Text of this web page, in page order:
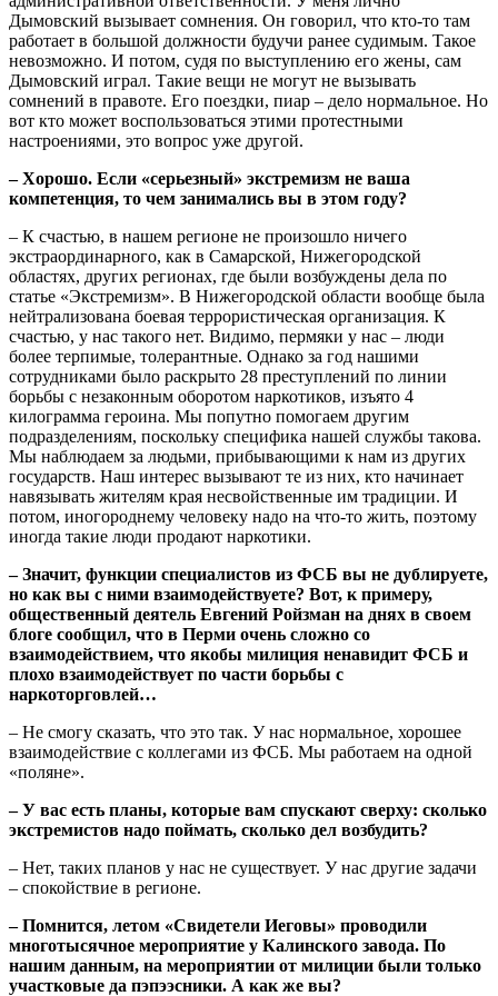
Дымовский вызывает сомнения. Он говорил, что кто-то там
работает в большой должности будучи ранее судимым. Такое
невозможно. И потом, судя по выступлению его жены, сам
Дымовский играл. Такие вещи не могут не вызывать
сомнений в правоте. Его поездки, пиар – дело нормальное. Но
вот кто может воспользоваться этими протестными
настроениями, это вопрос уже другой.
– Хорошо. Если «серьезный» экстремизм не ваша
компетенция, то чем занимались вы в этом году?
– К счастью, в нашем регионе не произошло ничего
экстраординарного, как в Самарской, Нижегородской
областях, других регионах, где были возбуждены дела по
статье «Экстремизм». В Нижегородской области вообще была
нейтрализована боевая террористическая организация. К
счастью, у нас такого нет. Видимо, пермяки у нас – люди
более терпимые, толерантные. Однако за год нашими
сотрудниками было раскрыто 28 преступлений по линии
борьбы с незаконным оборотом наркотиков, изъято 4
килограмма героина. Мы попутно помогаем другим
подразделениям, поскольку специфика нашей службы такова.
Мы наблюдаем за людьми, прибывающими к нам из других
государств. Наш интерес вызывают те из них, кто начинает
навязывать жителям края несвойственные им традиции. И
потом, иногороднему человеку надо на что-то жить, поэтому
иногда такие люди продают наркотики.
– Значит, функции специалистов из ФСБ вы не дублируете,
но как вы с ними взаимодействуете? Вот, к примеру,
общественный деятель Евгений Ройзман на днях в своем
блоге сообщил, что в Перми очень сложно со
взаимодействием, что якобы милиция ненавидит ФСБ и
плохо взаимодействует по части борьбы с
наркоторговлей…
– Не смогу сказать, что это так. У нас нормальное, хорошее
взаимодействие с коллегами из ФСБ. Мы работаем на одной
«поляне».
– У вас есть планы, которые вам спускают сверху: сколько
экстремистов надо поймать, сколько дел возбудить?
– Нет, таких планов у нас не существует. У нас другие задачи
– спокойствие в регионе.
– Помнится, летом «Свидетели Иеговы» проводили
многотысячное мероприятие у Калинского завода. По
нашим данным, на мероприятии от милиции были только
участковые да пэпээсники. А как же вы?